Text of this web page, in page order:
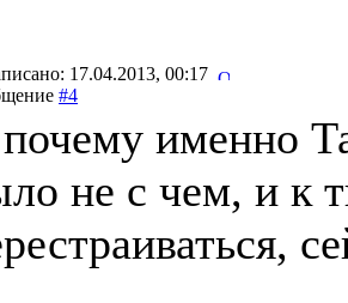
17.04.2013, 00:17
#4
именно
не с чем, и к